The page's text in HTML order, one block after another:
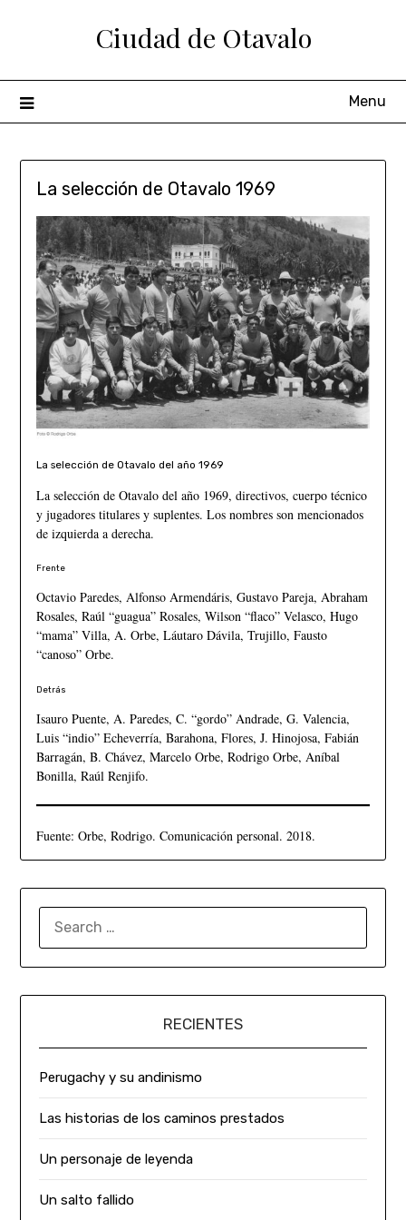
Ciudad de Otavalo
Menu
La selección de Otavalo 1969
La selección de Otavalo del año 1969
La selección de Otavalo del año 1969, directivos, cuerpo técnico
y jugadores titulares y suplentes. Los nombres son mencionados
de izquierda a derecha.
Frente
Octavio Paredes, Alfonso Armendáris, Gustavo Pareja, Abraham
Rosales, Raúl “guagua” Rosales, Wilson “flaco” Velasco, Hugo
“mama” Villa, A. Orbe, Láutaro Dávila, Trujillo, Fausto
“canoso” Orbe.
Detrás
Isauro Puente, A. Paredes, C. “gordo” Andrade, G. Valencia,
Luis “indio” Echeverría, Barahona, Flores, J. Hinojosa, Fabián
Barragán, B. Chávez, Marcelo Orbe, Rodrigo Orbe, Aníbal
Bonilla, Raúl Renjifo.
Fuente: Orbe, Rodrigo. Comunicación personal. 2018.
RECIENTES
Perugachy y su andinismo
Las historias de los caminos prestados
Un personaje de leyenda
Un salto fallido